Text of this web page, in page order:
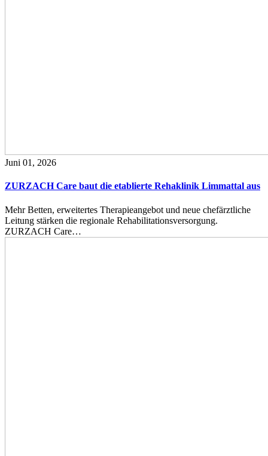
Juni 01, 2026
ZURZACH Care baut die etablierte Rehaklinik Limmattal aus
Mehr Betten, erweitertes Therapieangebot und neue chefärztliche
Leitung stärken die regionale Rehabilitationsversorgung.
ZURZACH Care…